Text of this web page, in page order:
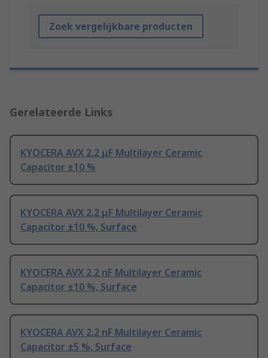
Zoek vergelijkbare producten
Gerelateerde Links
KYOCERA AVX 2.2 μF Multilayer Ceramic
Capacitor ±10 %
KYOCERA AVX 2.2 μF Multilayer Ceramic
Capacitor ±10 %, Surface
KYOCERA AVX 2.2 nF Multilayer Ceramic
Capacitor ±10 %, Surface
KYOCERA AVX 2.2 nF Multilayer Ceramic
Capacitor ±5 %, Surface